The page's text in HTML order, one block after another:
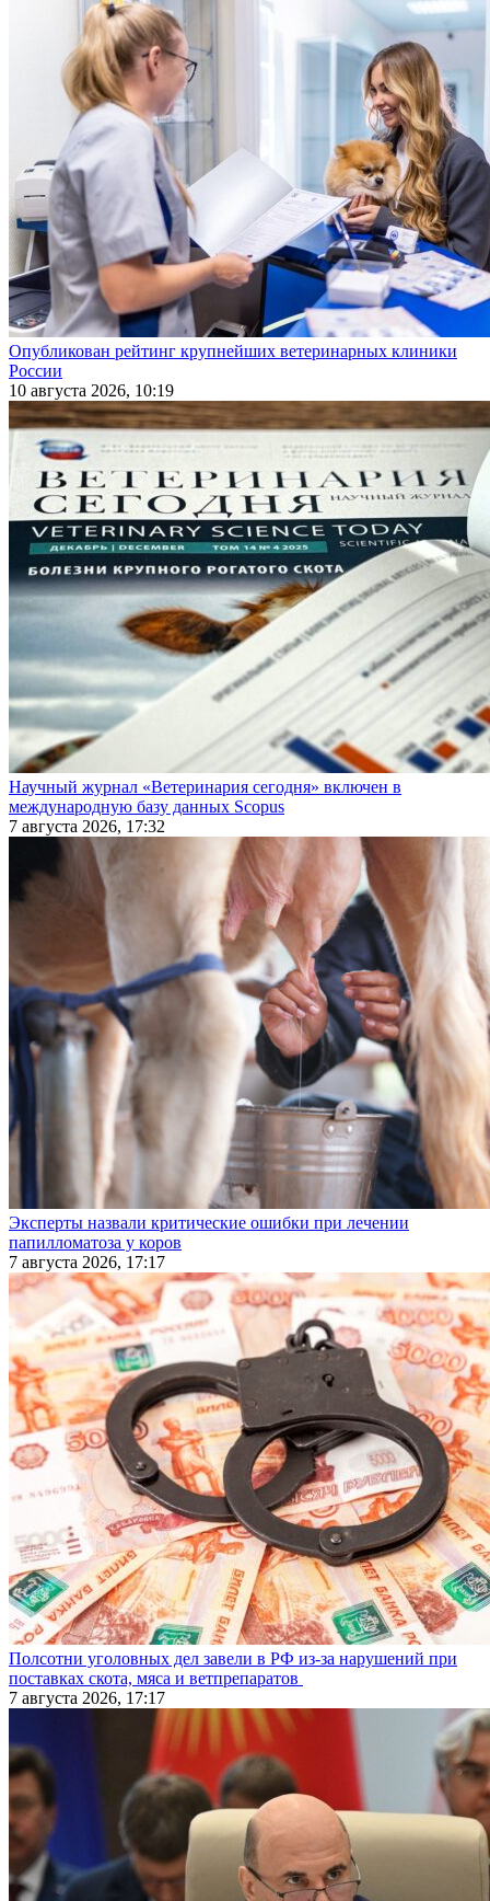
Опубликован рейтинг крупнейших ветеринарных клиники
России
10 августа 2026, 10:19
Научный журнал «Ветеринария сегодня» включен в
международную базу данных Scopus
7 августа 2026, 17:32
Эксперты назвали критические ошибки при лечении
папилломатоза у коров
7 августа 2026, 17:17
Полсотни уголовных дел завели в РФ из-за нарушений при
поставках скота, мяса и ветпрепаратов
7 августа 2026, 17:17